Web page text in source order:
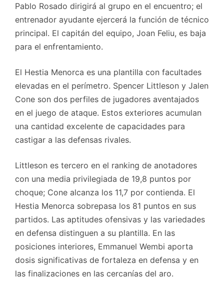
Pablo Rosado dirigirá al grupo en el encuentro; el
entrenador ayudante ejercerá la función de técnico
principal. El capitán del equipo, Joan Feliu, es baja
para el enfrentamiento.
El Hestia Menorca es una plantilla con facultades
elevadas en el perímetro. Spencer Littleson y Jalen
Cone son dos perfiles de jugadores aventajados
en el juego de ataque. Estos exteriores acumulan
una cantidad excelente de capacidades para
castigar a las defensas rivales.
Littleson es tercero en el ranking de anotadores
con una media privilegiada de 19,8 puntos por
choque; Cone alcanza los 11,7 por contienda. El
Hestia Menorca sobrepasa los 81 puntos en sus
partidos. Las aptitudes ofensivas y las variedades
en defensa distinguen a su plantilla. En las
posiciones interiores, Emmanuel Wembi aporta
dosis significativas de fortaleza en defensa y en
las finalizaciones en las cercanías del aro.